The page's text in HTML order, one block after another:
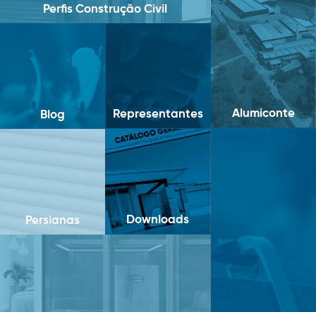
Perfis Construção Civil
Alumiconte
Blog Representantes
Persianas Downloads